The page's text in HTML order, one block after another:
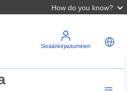
How do you know?
Sisäänkirjautuminen